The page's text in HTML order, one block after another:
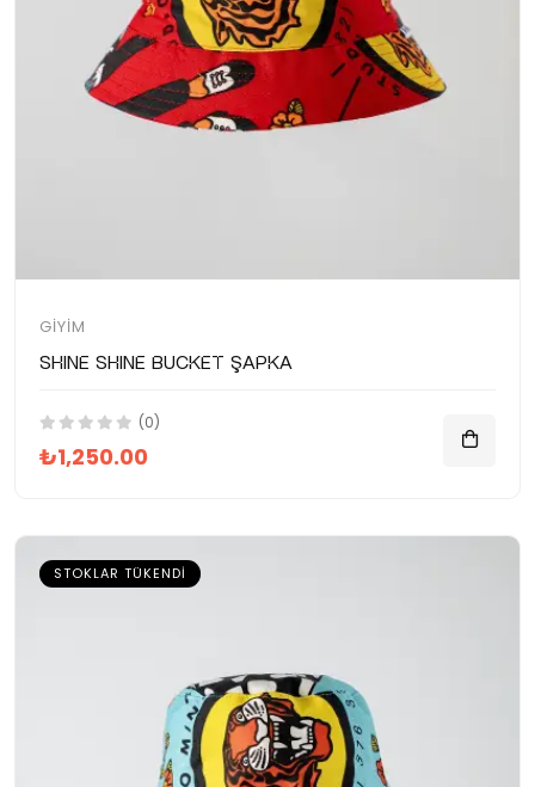
GIYIM
SHINE SHINE Bucket Şapka
(0)
₺1,250.00
STOKLAR TÜKENDI